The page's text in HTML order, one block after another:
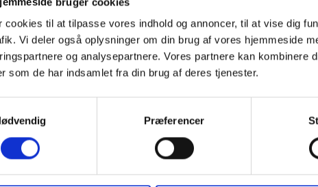
cookies til at tilpasse vores indhold og annoncer, til at vise dig
Vi deler også oplysninger om din brug af vores hjemmeside
og analysepartnere. Vores partnere kan kombinere
som de har indsamlet fra din brug af deres tjenester.
Præferencer
carte kort kan tilkøbes til kl. 21.30
Se cavery buffet
kl. 17.00 - 21.30
Se månedens menu